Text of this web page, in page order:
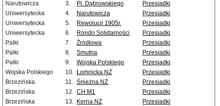
Narutowicza 3. Pl. Dąbrowskiego
Przesiadki
Uniwersytecka
4. Narutowicza
Przesiadki
Uniwersytecka
5. Rewolucji 1905r.
Przesiadki
Uniwersytecka
6. Rondo Solidarności
Przesiadki
Palki
7. Źródłowa
Przesiadki
Palki
8. Smutna
Przesiadki
Palki
9. Wojska Polskiego
Przesiadki
Wojska Polskiego
10. Łomnicka NŻ
Przesiadki
Brzezińska
11. Śnieżna NŻ
Przesiadki
Brzezińska
12. CH M1
Przesiadki
Brzezińska
13. Kerna NŻ
Przesiadki